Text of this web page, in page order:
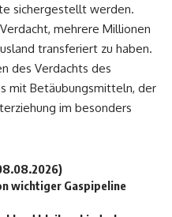
sichergestellt werden.
mehrere Millionen
transferiert zu haben.
des Verdachts des
mit Betäubungsmitteln, der
im besonders
wichtiger Gaspipeline